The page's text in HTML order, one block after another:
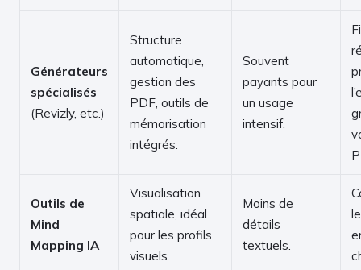
Générateurs
spécialisés
(Revizly, etc.)
Structure
automatique,
gestion des
PDF, outils de
mémorisation
intégrés.
Souvent
payants pour
un usage
intensif.
Outils de
Mind
Mapping IA
Visualisation
spatiale, idéal
pour les profils
visuels.
Moins de
détails
textuels.